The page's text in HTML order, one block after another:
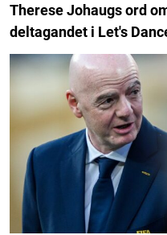
Therese Johaugs ord
deltagandet i Let's